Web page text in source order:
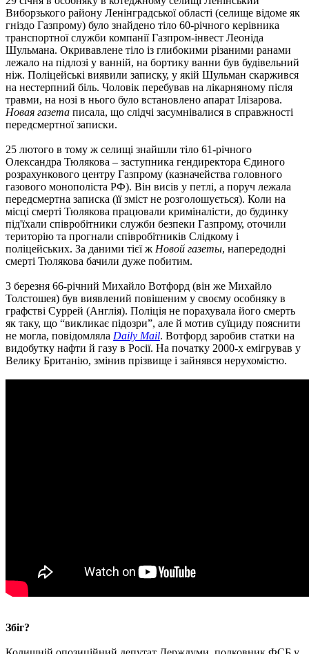
Виборзького району Ленінградської області (селище відоме як
гніздо Газпрому) було знайдено тіло 60-річного керівника
транспортної служби компанії Газпром-інвест Леоніда
Шульмана. Окривавлене тіло із глибокими різаними ранами
лежало на підлозі у ванній, на бортику ванни був будівельний
ніж. Поліцейські виявили записку, у якій Шульман скаржився
на нестерпний біль. Чоловік перебував на лікарняному після
травми, на нозі в нього було встановлено апарат Ілізарова.
Новая газета писала, що слідчі засумнівалися в справжності
передсмертної записки.
25 лютого в тому ж селищі знайшли тіло 61-річного
Олександра Тюлякова – заступника гендиректора Єдиного
розрахункового центру Газпрому (казначейства головного
газового монополіста РФ). Він висів у петлі, а поруч лежала
передсмертна записка (її зміст не розголошується). Коли на
місці смерті Тюлякова працювали криміналісти, до будинку
під'їхали співробітники служби безпеки Газпрому, оточили
територію та прогнали співробітників Слідкому і
поліцейських. За даними тієї ж Новой газеты, напередодні
смерті Тюлякова бачили дуже побитим.
3 березня 66-річний Михайло Вотфорд (він же Михайло
Толстошея) був виявлений повішеним у своєму особняку в
графстві Суррей (Англія). Поліція не порахувала його смерть
як таку, що “викликає підозри”, але й мотив суїциду пояснити
не могла, повідомляла Daily Mail. Вотфорд заробив статки на
видобутку нафти й газу в Росії. На початку 2000-х емігрував у
Велику Британію, змінив прізвище і зайнявся нерухомістю.
Збіг?